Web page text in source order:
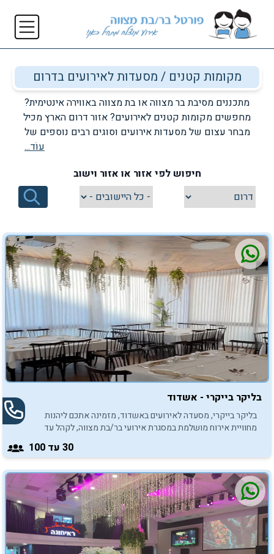
מקומות קטנים / מסעדות לאירועים בדרום
מתכננים מסיבת בר מצווה או בת מצווה באווירה אינטימית?
מחפשים מקומות קטנים לאירועים? אזור דרום הארץ מכיל
מבחר עצום של מסעדות אירועים וסוגים רבים נוספים של
מקומות קטנים לאירועים, אשר יאפשרו לכם לחגוג בר מצווה
לאירועים של דרום הארץ מאפשרות לכם לחגוג בכיף ובפאר
את האירוע החשוב הזה בחיי ילדכם, ובמקביל להנות מהפרטיות
הנפלאה של מקומות קטנים לאירועים . חיפוש מקומות קטנים
לאירועי בר בת מצווה עם פורטל בר בת מצווה.
עוֹד...
חיפוש לפי אזור או אזור וישוב
בליקר בייקרי - אשדוד
בליקר בייקרי, מסעדה לאירועים באשדוד, מזמינה אתכם ליהנות
מחוויית אירוח מושלמת במסגרת אירועי בר/בת מצווה, לקהל עד
30 עד 100